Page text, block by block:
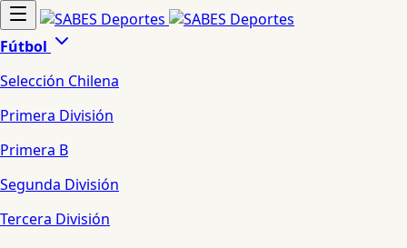
Fútbol
Selección Chilena
Primera División
Primera B
Segunda División
Tercera División